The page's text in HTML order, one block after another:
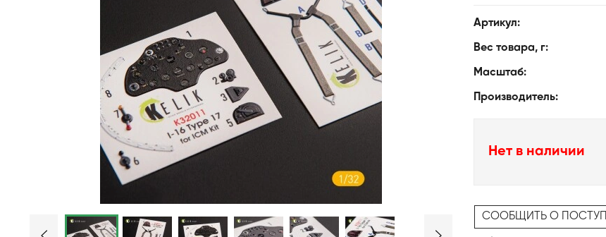
Артикул:
Вес товара, г:
Масштаб:
Производитель:
Нет в наличии
СООБЩИТЬ О